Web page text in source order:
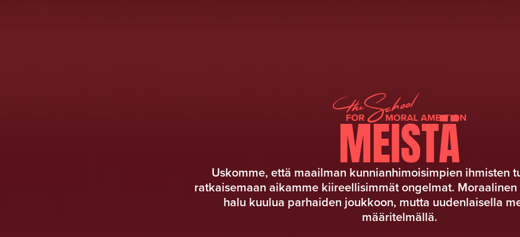
MEISTÄ
Uskomme, että maailman kunnianhimoisimpien ihmisten
ratkaisemaan aikamme kiireellisimmät ongelmat.
halu kuulua parhaiden joukkoon, mutta uudenlaisella
määritelmällä.